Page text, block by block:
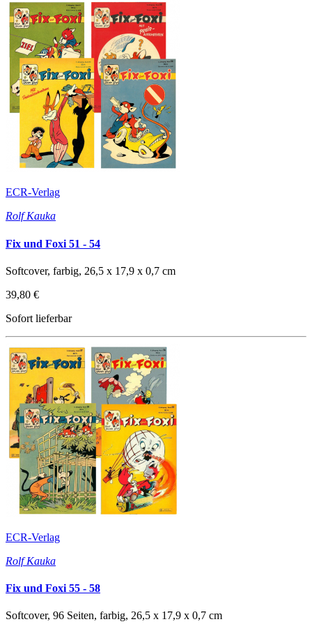
ECR-Verlag
Rolf Kauka
Fix und Foxi 51 - 54
Softcover, farbig, 26,5 x 17,9 x 0,7 cm
39,80 €
Sofort lieferbar
ECR-Verlag
Rolf Kauka
Fix und Foxi 55 - 58
Softcover, 96 Seiten, farbig, 26,5 x 17,9 x 0,7 cm